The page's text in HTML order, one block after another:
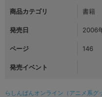
商品カテゴリ 書籍
発売日 2006
ページ 146
発売イベント
らしんばんオンライン（アニメ系グ